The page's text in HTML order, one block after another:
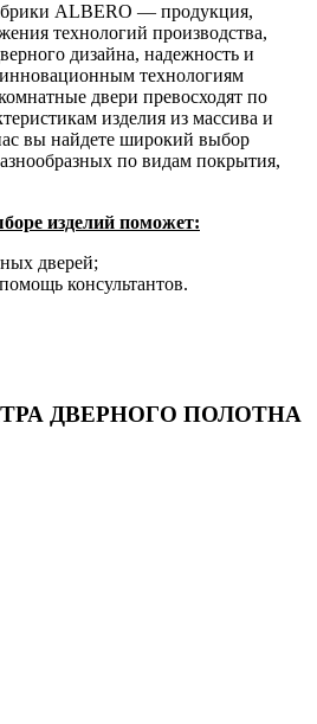
ALBERO — продукция,
технологий производства,
дизайна, надежность и
инновационным технологиям
двери превосходят по
изделия из массива и
вы найдете широкий выбор
по видам покрытия,
изделий поможет:
дверей;
консультантов.
ДВЕРНОГО ПОЛОТНА